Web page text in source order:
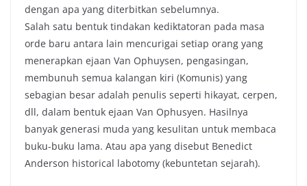
dengan apa yang diterbitkan sebelumnya.
Salah satu bentuk tindakan kediktatoran pada masa
orde baru antara lain mencurigai setiap orang yang
menerapkan ejaan Van Ophuysen, pengasingan,
membunuh semua kalangan kiri (Komunis) yang
sebagian besar adalah penulis seperti hikayat, cerpen,
dll, dalam bentuk ejaan Van Ophusyen. Hasilnya
banyak generasi muda yang kesulitan untuk membaca
buku-buku lama. Atau apa yang disebut Benedict
Anderson historical labotomy (kebuntetan sejarah).